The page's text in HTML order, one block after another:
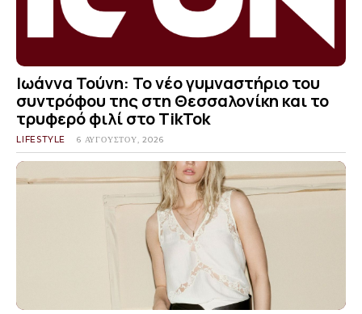
Ιωάννα Τούνη: Το νέο γυμναστήριο του
συντρόφου της στη Θεσσαλονίκη και το
τρυφερό φιλί στο TikTok
LIFESTYLE 6 ΑΥΓΟΎΣΤΟΥ, 2026